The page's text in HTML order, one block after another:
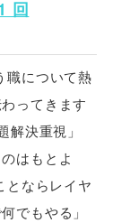
回
職について熱
ってきます
解決重視」
はもとよ
とならレイヤ
でもやる」